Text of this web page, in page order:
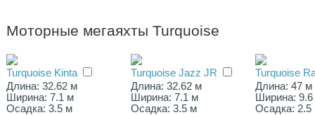
Моторные мегаяхты Turquoise
Turquoise Kinta
Длина: 32.62 м
Ширина: 7.1 м
Осадка: 3.5 м
Turquoise Jazz JR
Длина: 32.62 м
Ширина: 7.1 м
Осадка: 3.5 м
Turquoise
Длина: 47 м
Ширина:
Осадка: 2.5